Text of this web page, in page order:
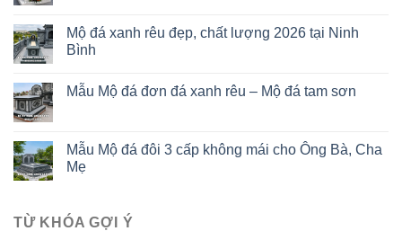
Mộ đá xanh rêu đẹp, chất lượng 2026 tại Ninh
Bình
Mẫu Mộ đá đơn đá xanh rêu – Mộ đá tam sơn
Mẫu Mộ đá đôi 3 cấp không mái cho Ông Bà, Cha
Mẹ
TỪ KHÓA GỢI Ý